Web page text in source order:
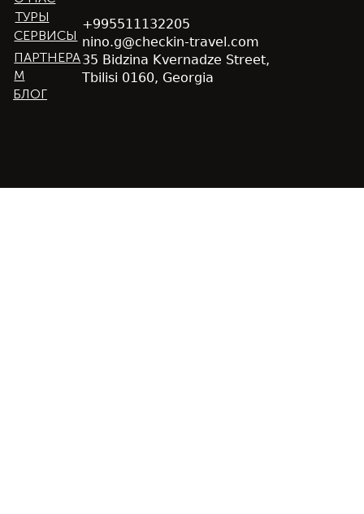
ТУРЫ
ПАРТНЕРА
М
СЕРВИСЫ
БЛОГ
+995511132205
nino.g@checkin-travel.com
35 Bidzina Kvernadze Street,
Tbilisi 0160, Georgia